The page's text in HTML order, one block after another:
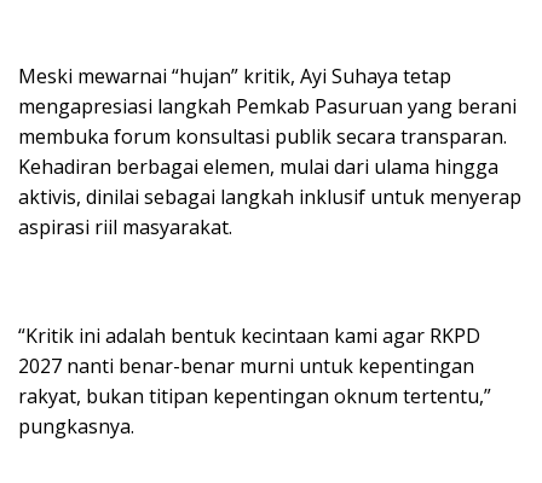
Meski mewarnai “hujan” kritik, Ayi Suhaya tetap
mengapresiasi langkah Pemkab Pasuruan yang berani
membuka forum konsultasi publik secara transparan.
Kehadiran berbagai elemen, mulai dari ulama hingga
aktivis, dinilai sebagai langkah inklusif untuk menyerap
aspirasi riil masyarakat.
“Kritik ini adalah bentuk kecintaan kami agar RKPD
2027 nanti benar-benar murni untuk kepentingan
rakyat, bukan titipan kepentingan oknum tertentu,”
pungkasnya.